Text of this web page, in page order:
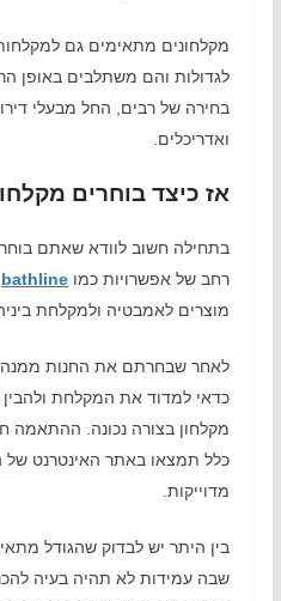
מקלחונים מתאימים גם למקלחות
לגדולות והם משתלבים באופן
בחירה של רבים, החל מבעלי
ואדריכלים.
אז כיצד בוחרים
בתחילה חשוב לוודא שאתם
רחב של אפשרויות כמו bathline
מוצרים לאמבטיה ולמקלחת
לאחר שבחרתם את החנות ממנה
כדאי למדוד את המקלחת
מקלחון בצורה נכונה. ההתאמה
כלל תמצאו באתר האינטרנט של
מדוייקות.
בין היתר יש לבדוק שהגודל
שבה עמידות לא תהיה בעיה